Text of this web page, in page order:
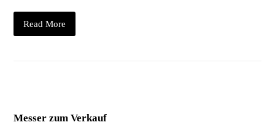
Read More
Messer zum Verkauf